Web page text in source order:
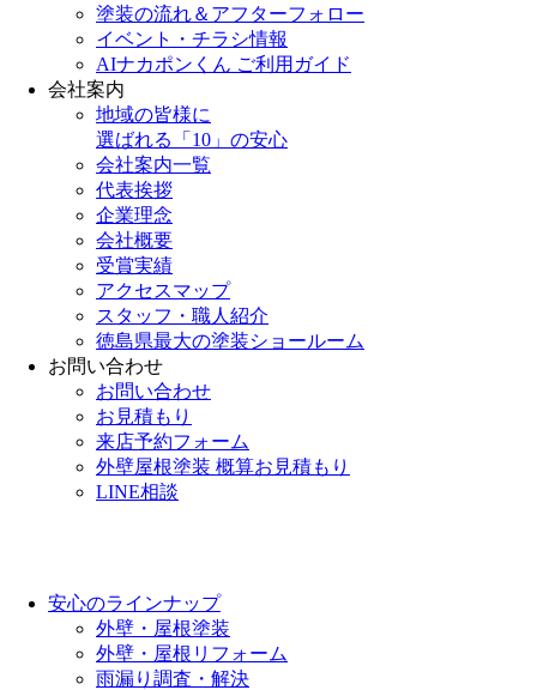
塗装の流れ＆アフターフォロー
イベント・チラシ情報
AIナカポンくん ご利用ガイド
会社案内
地域の皆様に
選ばれる「10」の安心
会社案内一覧
代表挨拶
企業理念
会社概要
受賞実績
アクセスマップ
スタッフ・職人紹介
徳島県最大の塗装ショールーム
お問い合わせ
お問い合わせ
お見積もり
来店予約フォーム
外壁屋根塗装 概算お見積もり
LINE相談
安心のラインナップ
外壁・屋根塗装
外壁・屋根リフォーム
雨漏り調査・解決